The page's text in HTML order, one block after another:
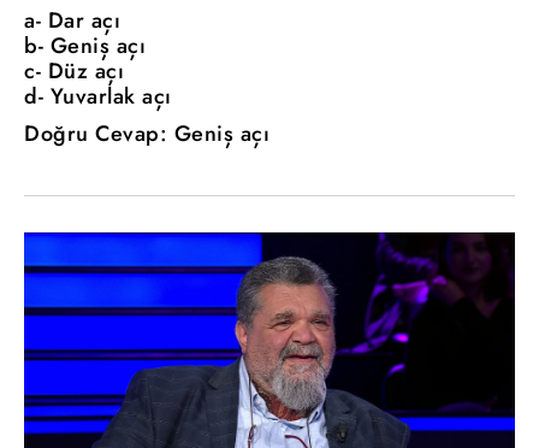
a- Dar açı
b- Geniş açı
c- Düz açı
d- Yuvarlak açı
Doğru Cevap: Geniş açı